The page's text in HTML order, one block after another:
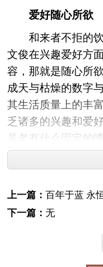
爱好随心所欲
和来者不拒的
文俊在兴趣爱好方
容，那就是随心所
成天与枯燥的数字
其生活质量上的丰
乏诸多的兴趣和爱
吴老有什么固定的
为，他的兴趣爱好
同，随时随处发生
恐怕就只有那一颗
在家里，他会一个
玩，他又能立即投
七旬时，吴文俊有
上一篇： 百年于蓝 永
下一篇： 无